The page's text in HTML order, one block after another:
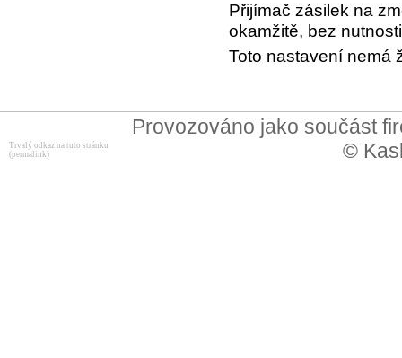
Přijímač zásilek na
okamžitě, bez
Toto nastavení nemá
Provozováno jako součást
©
Trvalý odkaz na tuto stránku
(permalink)